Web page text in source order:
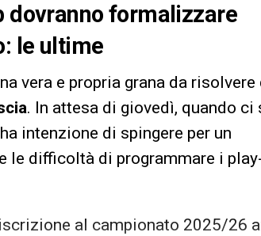
dovranno formalizzare
le ultime
vera e propria grana da risolvere
. In attesa di giovedì, quando ci
ha intenzione di spingere per un
le difficoltà di programmare i
al campionato 2025/26